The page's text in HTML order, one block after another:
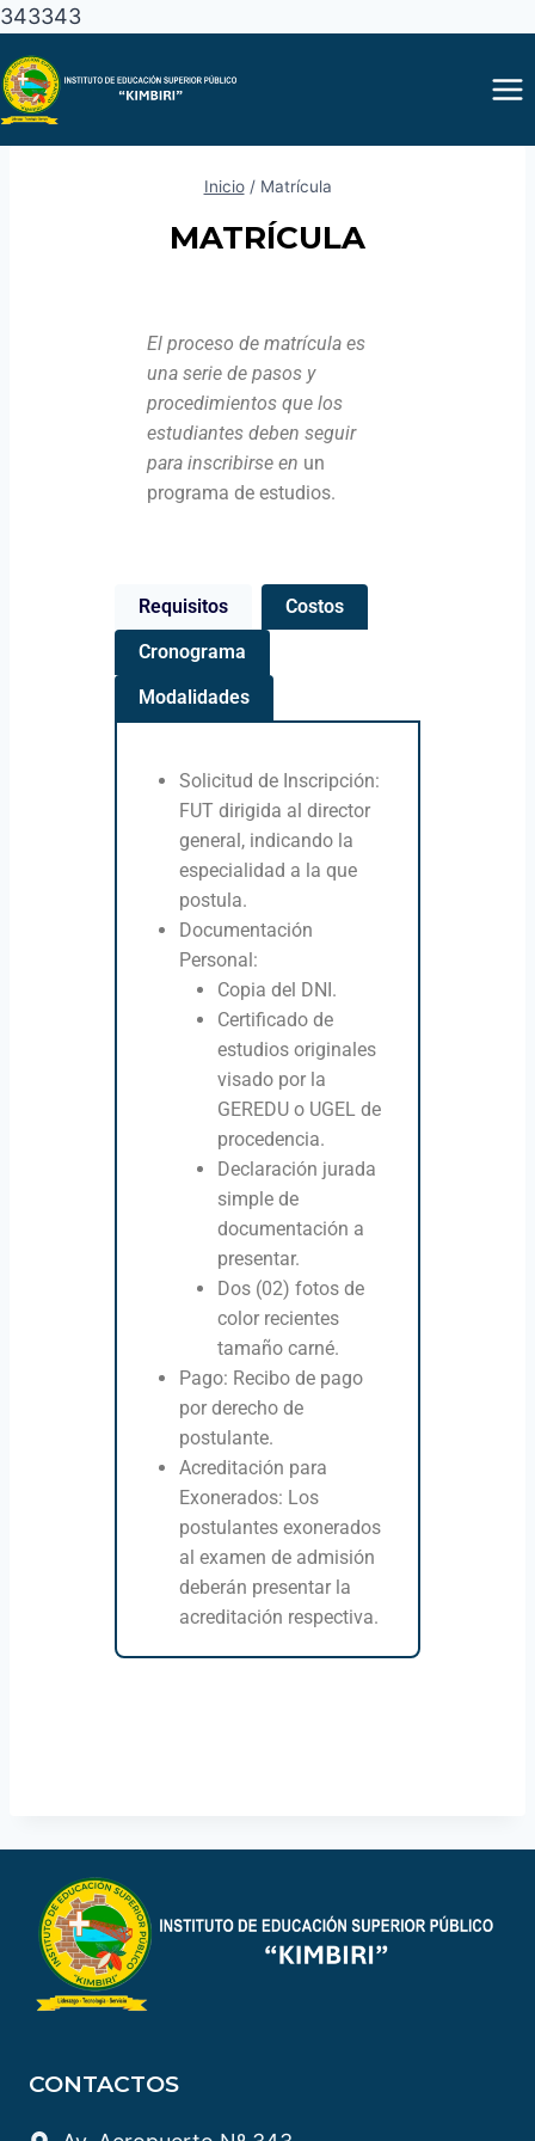
343343
Inicio / Matrícula
MATRÍCULA
El proceso de matrícula es
una serie de pasos y
procedimientos que los
estudiantes deben seguir
para inscribirse en un
programa de estudios.
Requisitos
Costos
Cronograma
Modalidades
Solicitud de Inscripción:
FUT dirigida al director
general, indicando la
especialidad a la que
postula.
Documentación
Personal:
Copia del DNI.
Certificado de
estudios originales
visado por la
GEREDU o UGEL de
procedencia.
Declaración jurada
simple de
documentación a
presentar.
Dos (02) fotos de
color recientes
tamaño carné.
Pago: Recibo de pago
por derecho de
postulante.
Acreditación para
Exonerados: Los
postulantes exonerados
al examen de admisión
deberán presentar la
acreditación respectiva​​.
CONTACTOS